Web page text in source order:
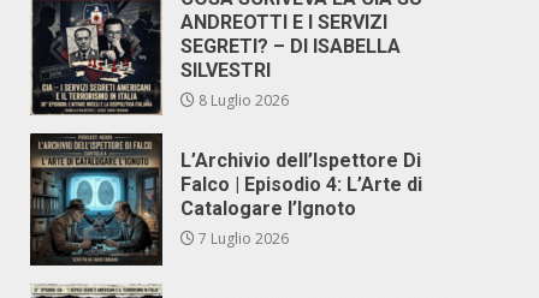
ANDREOTTI E I SERVIZI
SEGRETI? – DI ISABELLA
SILVESTRI
8 Luglio 2026
L’Archivio dell’Ispettore Di
Falco | Episodio 4: L’Arte di
Catalogare l’Ignoto
7 Luglio 2026